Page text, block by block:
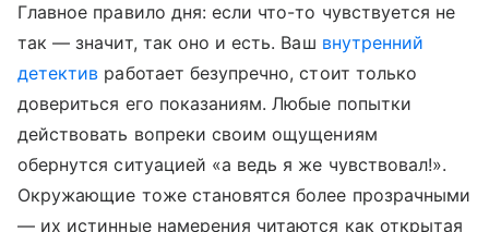
Главное правило дня: если что-то чувствуется не
так — значит, так оно и есть. Ваш внутренний
детектив работает безупречно, стоит только
довериться его показаниям. Любые попытки
действовать вопреки своим ощущениям
обернутся ситуацией «а ведь я же чувствовал!».
Окружающие тоже становятся более прозрачными
— их истинные намерения читаются как открытая